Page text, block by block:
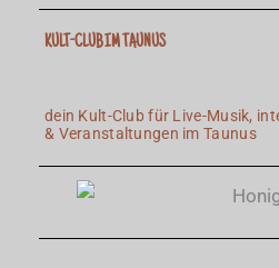
KULT-CLUB IM TAUNUS
dein Kult-Club für Live-Musik,
& Veranstaltungen im Taunus